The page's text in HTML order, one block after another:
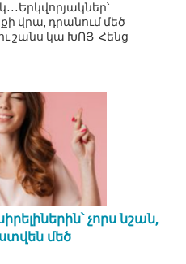
վրա, դրանում մեծ
շանս կա ԽՈՅ Հենց
չորս նշան,
մեծ